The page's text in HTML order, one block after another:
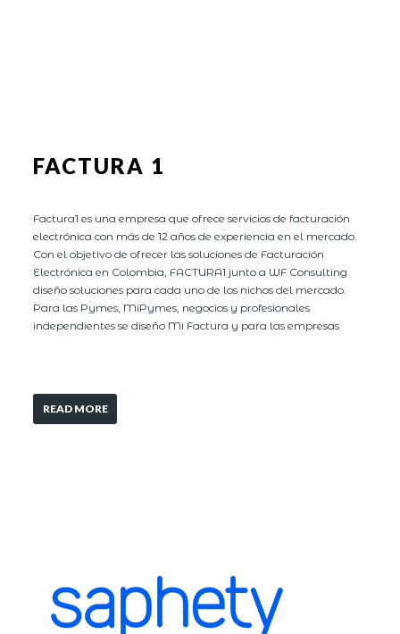
FACTURA 1
Factura1 es una empresa que ofrece servicios de facturación
electrónica con más de 12 años de experiencia en el mercado.
Con el objetivo de ofrecer las soluciones de Facturación
Electrónica en Colombia, FACTURA1 junto a WF Consulting
diseño soluciones para cada uno de los nichos del mercado.
Para las Pymes, MiPymes, negocios y profesionales
independientes se diseño Mi Factura y para las empresas
READ MORE